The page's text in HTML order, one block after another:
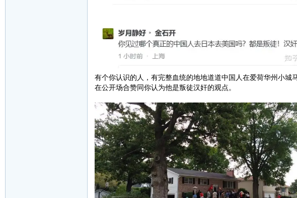
有个你认识的人，有完整血统的地地道道中国人在爱荷华州小
在公开场合赞同你认为他是叛徒汉奸的观点。